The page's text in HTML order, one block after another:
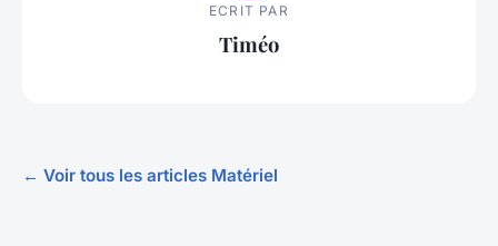
ECRIT PAR
Timéo
← Voir tous les articles Matériel